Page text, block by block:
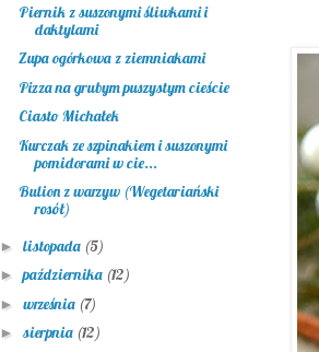
Piernik z suszonymi śliwkami i
daktylami
Zupa ogórkowa z ziemniakami
Pizza na grubym puszystym cieście
Ciasto Michałek
Kurczak ze szpinakiem i suszonymi
pomidorami w cie...
Bulion z warzyw (Wegetariański
rosół)
► listopada (5)
►października (12)
► września (7)
► sierpnia (12)